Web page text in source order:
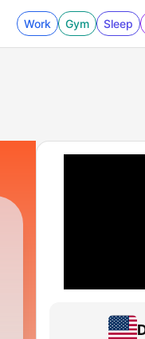
Work Gym Sleep